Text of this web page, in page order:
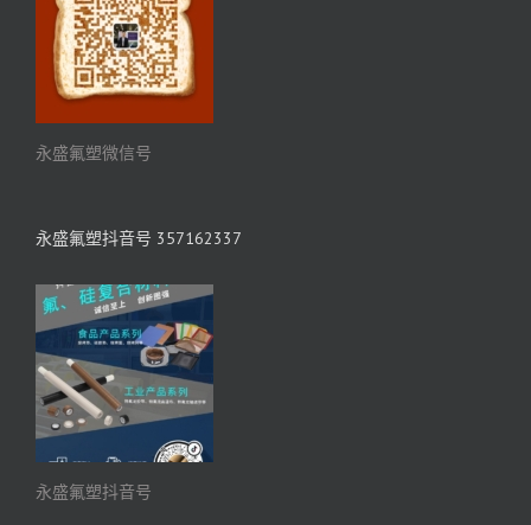
永盛氟塑微信号
永盛氟塑抖音号 357162337
永盛氟塑抖音号